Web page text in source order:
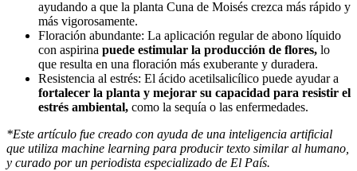
ayudando a que la planta Cuna de Moisés crezca más rápido y
más vigorosamente.
Floración abundante: La aplicación regular de abono líquido
con aspirina puede estimular la producción de flores, lo
que resulta en una floración más exuberante y duradera.
Resistencia al estrés: El ácido acetilsalicílico puede ayudar a
fortalecer la planta y mejorar su capacidad para resistir el
estrés ambiental, como la sequía o las enfermedades.
*Este artículo fue creado con ayuda de una inteligencia artificial
que utiliza machine learning para producir texto similar al humano,
y curado por un periodista especializado de El País.